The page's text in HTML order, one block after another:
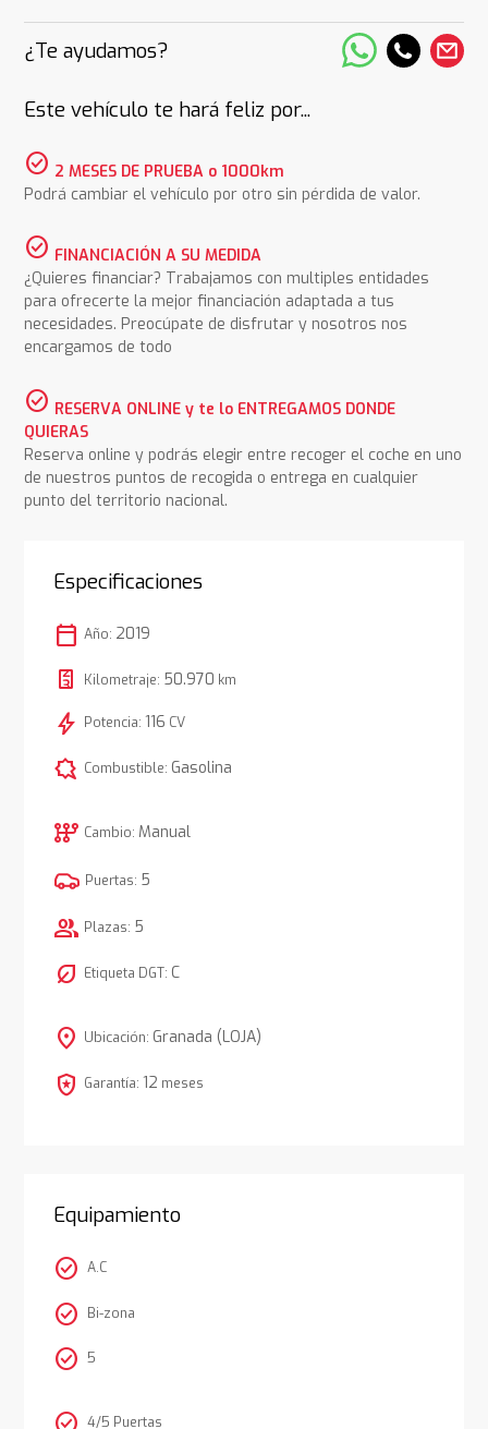
¿Te ayudamos?
Este vehículo te hará feliz por...
check_circle 2 MESES DE PRUEBA o 1000km
Podrá cambiar el vehículo por otro sin pérdida de valor.
check_circle FINANCIACIÓN A SU MEDIDA
¿Quieres financiar? Trabajamos con multiples entidades
para ofrecerte la mejor financiación adaptada a tus
necesidades. Preocúpate de disfrutar y nosotros nos
encargamos de todo
check_circle RESERVA ONLINE y te lo ENTREGAMOS DONDE
QUIERAS
Reserva online y podrás elegir entre recoger el coche en uno
de nuestros puntos de recogida o entrega en cualquier
punto del territorio nacional.
Especificaciones
calendar_today Año: 2019
Kilometraje: 50.970 km
bolt Potencia: 116 CV
comic_bubble Combustible: Gasolina
auto_transmission Cambio: Manual
Puertas: 5
group Plazas: 5
nest_eco_leaf Etiqueta DGT: C
location_on Ubicación: Granada (LOJA)
local_police Garantía: 12 meses
Equipamiento
check_circle A.C
check_circle Bi-zona
check_circle 5
4/5 Puertas